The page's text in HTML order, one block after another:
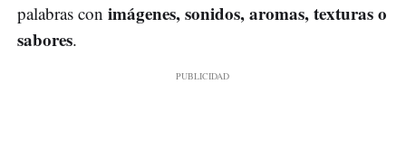
palabras con imágenes, sonidos, aromas, texturas o
sabores.